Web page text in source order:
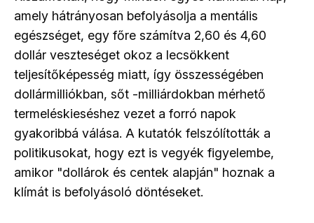
amely hátrányosan befolyásolja a mentális
egészséget, egy főre számítva 2,60 és 4,60
dollár veszteséget okoz a lecsökkent
teljesítőképesség miatt, így összességében
dollármilliókban, sőt -milliárdokban mérhető
termeléskieséshez vezet a forró napok
gyakoribbá válása. A kutatók felszólították a
politikusokat, hogy ezt is vegyék figyelembe,
amikor "dollárok és centek alapján" hoznak a
klímát is befolyásoló döntéseket.